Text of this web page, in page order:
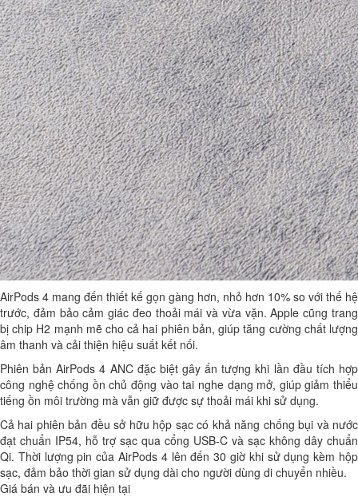
AirPods 4 mang đến thiết kế gọn gàng hơn, nhỏ hơn 10% so với thế hệ
trước, đảm bảo cảm giác đeo thoải mái và vừa vặn. Apple cũng trang
bị chip H2 mạnh mẽ cho cả hai phiên bản, giúp tăng cường chất lượng
âm thanh và cải thiện hiệu suất kết nối.
Phiên bản AirPods 4 ANC đặc biệt gây ấn tượng khi lần đầu tích hợp
công nghệ chống ồn chủ động vào tai nghe dạng mở, giúp giảm thiểu
tiếng ồn môi trường mà vẫn giữ được sự thoải mái khi sử dụng.
Cả hai phiên bản đều sở hữu hộp sạc có khả năng chống bụi và nước
đạt chuẩn IP54, hỗ trợ sạc qua cổng USB-C và sạc không dây chuẩn
Qi. Thời lượng pin của AirPods 4 lên đến 30 giờ khi sử dụng kèm hộp
sạc, đảm bảo thời gian sử dụng dài cho người dùng di chuyển nhiều.
Giá bán và ưu đãi hiện tại